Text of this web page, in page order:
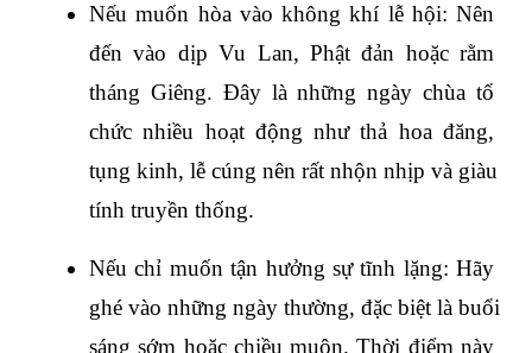
Nếu muốn hòa vào không khí lễ hội: Nên
đến vào dịp Vu Lan, Phật đản hoặc rằm
tháng Giêng. Đây là những ngày chùa tổ
chức nhiều hoạt động như thả hoa đăng,
tụng kinh, lễ cúng nên rất nhộn nhịp và giàu
tính truyền thống.
Nếu chỉ muốn tận hưởng sự tĩnh lặng: Hãy
ghé vào những ngày thường, đặc biệt là buổi
sáng sớm hoặc chiều muộn. Thời điểm này